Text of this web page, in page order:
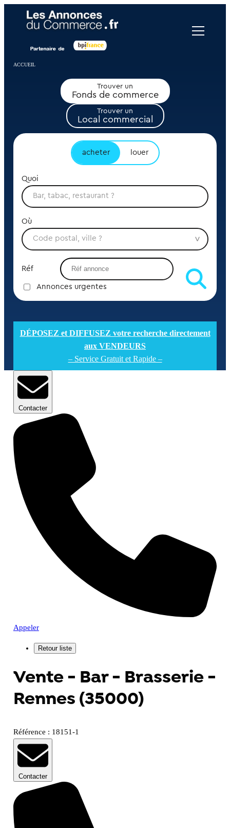
ACCUEIL
Trouver un
Fonds de commerce
Trouver un
Local commercial
acheter louer
Quoi
Où
Réf
Annonces urgentes
DÉPOSEZ et DIFFUSEZ votre recherche directement
aux VENDEURS
– Service Gratuit et Rapide –
Contacter
Appeler
Vente - Bar - Brasserie -
Rennes (35000)
Référence : 18151-1
Contacter
Panneau de gestion des cookies